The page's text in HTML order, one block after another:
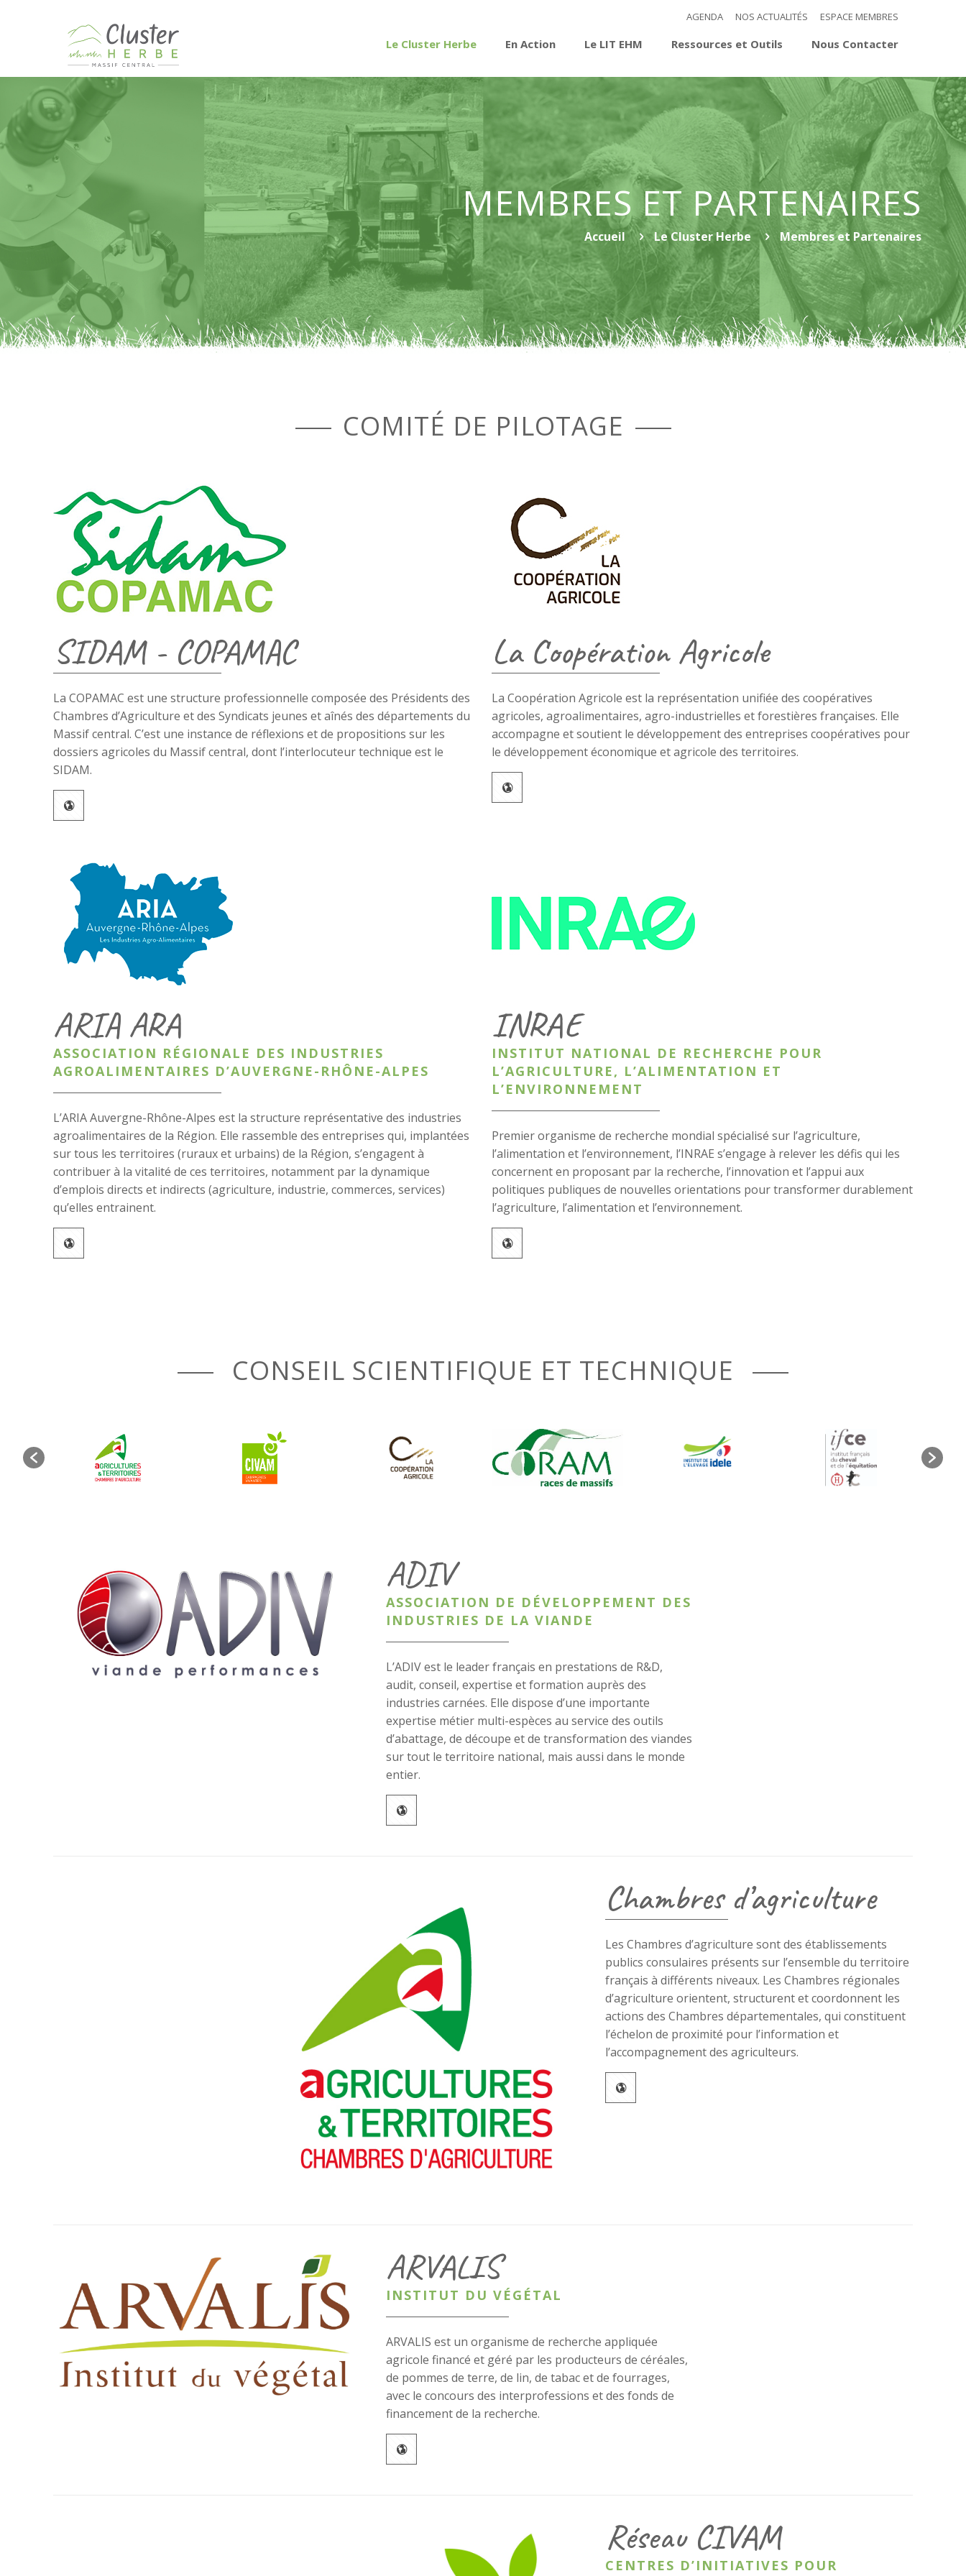
AGENDA NOS ACTUALITÉS ESPACE MEMBRES
Le Cluster Herbe En Action Le LIT EHM Ressources et Outils Nous Contacter
MEMBRES ET PARTENAIRES
Accueil Le Cluster Herbe Membres et Partenaires
COMITÉ DE PILOTAGE
SIDAM - COPAMAC
La COPAMAC est une structure professionnelle composée des Présidents des
Chambres d’Agriculture et des Syndicats jeunes et aînés des départements du
Massif central. C’est une instance de réflexions et de propositions sur les
dossiers agricoles du Massif central, dont l’interlocuteur technique est le
SIDAM.
La Coopération Agricole
La Coopération Agricole est la représentation unifiée des coopératives
agricoles, agroalimentaires, agro-industrielles et forestières françaises. Elle
accompagne et soutient le développement des entreprises coopératives pour
le développement économique et agricole des territoires.
ARIA ARA
ASSOCIATION RÉGIONALE DES INDUSTRIES
AGROALIMENTAIRES D’AUVERGNE-RHÔNE-ALPES
L’ARIA Auvergne-Rhône-Alpes est la structure représentative des industries
agroalimentaires de la Région. Elle rassemble des entreprises qui, implantées
sur tous les territoires (ruraux et urbains) de la Région, s’engagent à
contribuer à la vitalité de ces territoires, notamment par la dynamique
d’emplois directs et indirects (agriculture, industrie, commerces, services)
qu’elles entrainent.
INRAE
INSTITUT NATIONAL DE RECHERCHE POUR
L’AGRICULTURE, L’ALIMENTATION ET
L’ENVIRONNEMENT
Premier organisme de recherche mondial spécialisé sur l’agriculture,
l’alimentation et l’environnement, l’INRAE s’engage à relever les défis qui les
concernent en proposant par la recherche, l’innovation et l’appui aux
politiques publiques de nouvelles orientations pour transformer durablement
l’agriculture, l’alimentation et l’environnement.
CONSEIL SCIENTIFIQUE ET TECHNIQUE
ADIV
ASSOCIATION DE DÉVELOPPEMENT DES
INDUSTRIES DE LA VIANDE
L’ADIV est le leader français en prestations de R&D,
audit, conseil, expertise et formation auprès des
industries carnées. Elle dispose d’une importante
expertise métier multi-espèces au service des outils
d’abattage, de découpe et de transformation des viandes
sur tout le territoire national, mais aussi dans le monde
entier.
Chambres d’agriculture
Les Chambres d’agriculture sont des établissements
publics consulaires présents sur l’ensemble du territoire
français à différents niveaux. Les Chambres régionales
d’agriculture orientent, structurent et coordonnent les
actions des Chambres départementales, qui constituent
l’échelon de proximité pour l’information et
l’accompagnement des agriculteurs.
ARVALIS
INSTITUT DU VÉGÉTAL
ARVALIS est un organisme de recherche appliquée
agricole financé et géré par les producteurs de céréales,
de pommes de terre, de lin, de tabac et de fourrages,
avec le concours des interprofessions et des fonds de
financement de la recherche.
Réseau CIVAM
CENTRES D’INITIATIVES POUR